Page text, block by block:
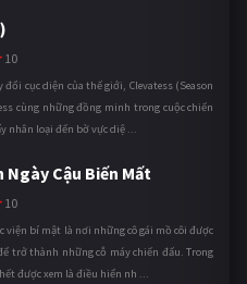
10
cục diện của thế giới, Clevatess (Season
cùng những đồng minh trong cuộc chiến
nhân loại đến bờ vực diệ ...
Ngày Cậu Biến Mất
10
viện bí mật là nơi những cô gái mồ côi được
trở thành những cỗ máy chiến đấu. Trong
được xem là điều hiển nh ...